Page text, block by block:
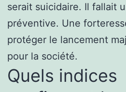
serait suicidaire. Il fallait
préventive. Une
protéger le lancement
pour la société.
Quels indices